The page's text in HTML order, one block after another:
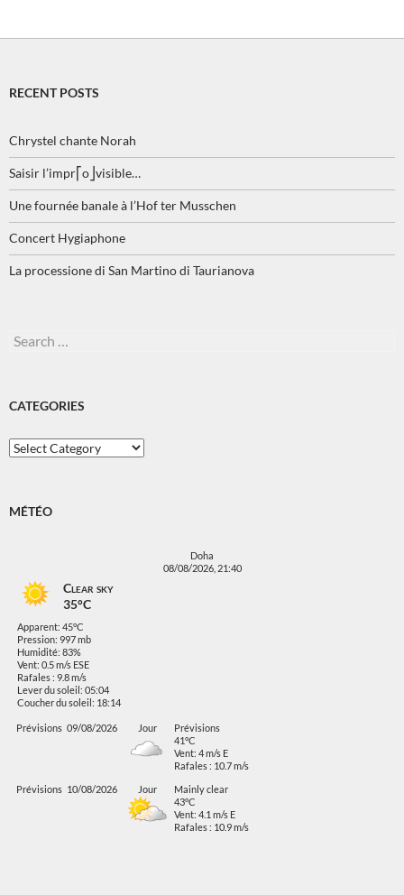
RECENT POSTS
Chrystel chante Norah
Saisir l’impr⎡o⎦visible…
Une fournée banale à l’Hof ter Musschen
Concert Hygiaphone
La processione di San Martino di Taurianova
Search
CATEGORIES
Categories
MÉTÉO
Doha
08/08/2026, 21:40
Clear sky
35°C
Apparent: 45°C
Pression: 997 mb
Humidité: 83%
Vent: 0.5 m/s ESE
Rafales : 9.8 m/s
Lever du soleil: 05:04
Coucher du soleil: 18:14
Prévisions 09/08/2026 Jour
Prévisions
41°C
Vent: 4 m/s E
Rafales : 10.7 m/s
Prévisions 10/08/2026 Jour
Mainly clear
43°C
Vent: 4.1 m/s E
Rafales : 10.9 m/s